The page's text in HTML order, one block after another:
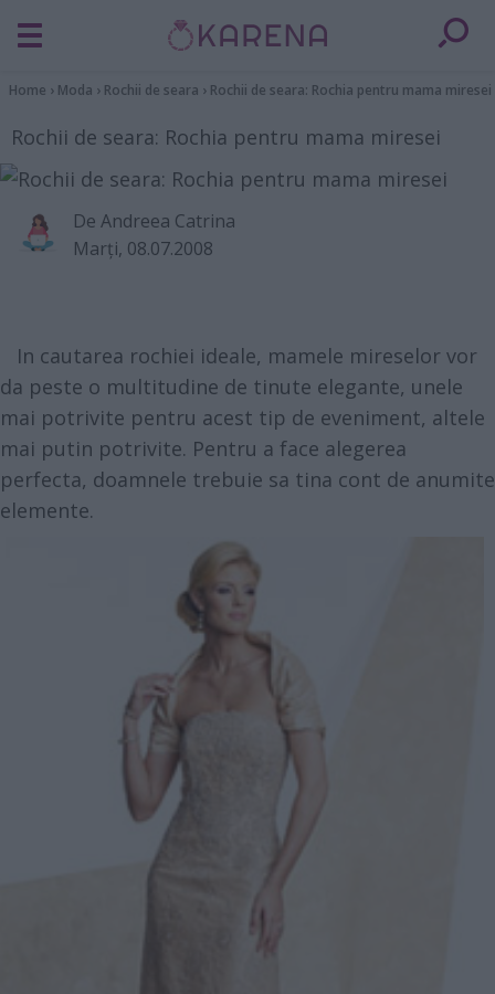
Home › Moda › Rochii de seara › Rochii de seara: Rochia pentru mama miresei
Rochii de seara: Rochia pentru mama miresei
De Andreea Catrina
Marţi, 08.07.2008
In cautarea rochiei ideale, mamele mireselor vor
da peste o multitudine de tinute elegante, unele
mai potrivite pentru acest tip de eveniment, altele
mai putin potrivite. Pentru a face alegerea
perfecta, doamnele trebuie sa tina cont de anumite
elemente.